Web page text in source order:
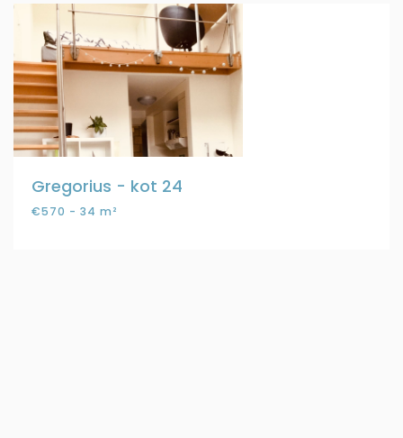
Gregorius - kot 24
€570 - 34 m²